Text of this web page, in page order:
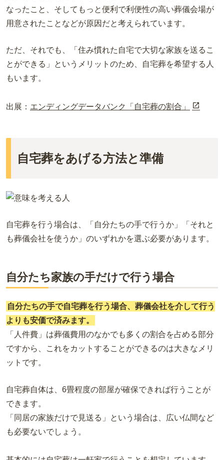
なったこと、そしてもっと便利で利便性の高い葬儀会場が
用意されたことなどが原因だと考えられています。
ただ、それでも、「住み慣れた自宅で大切な家族を送るこ
とができる」というメリットのため、自宅葬を希望する人
もいます。
出展： エンディングデータバンク「自宅葬の割合」
自宅葬をあげる方法と準備
自宅葬を行う場合は、「自分たちの手で行うか」「それと
も葬儀会社を使うか」のいずれかを選ぶ必要があります。
自分たち家族の手だけで行う場合
自分たちの手で自宅葬を行う場合、葬儀会社を介して行う
よりも安価で済みます。
「人件費」は葬儀費用のなかでも多くの割合を占める部分
ですから、これをカットすることができるのは大きなメリ
ットです。
自宅葬自体は、6畳程度の部屋が確保できれば行うことが
できます。
「同居の家族だけで見送る」という場合は、広い仏間など
も必要ないでしょう。